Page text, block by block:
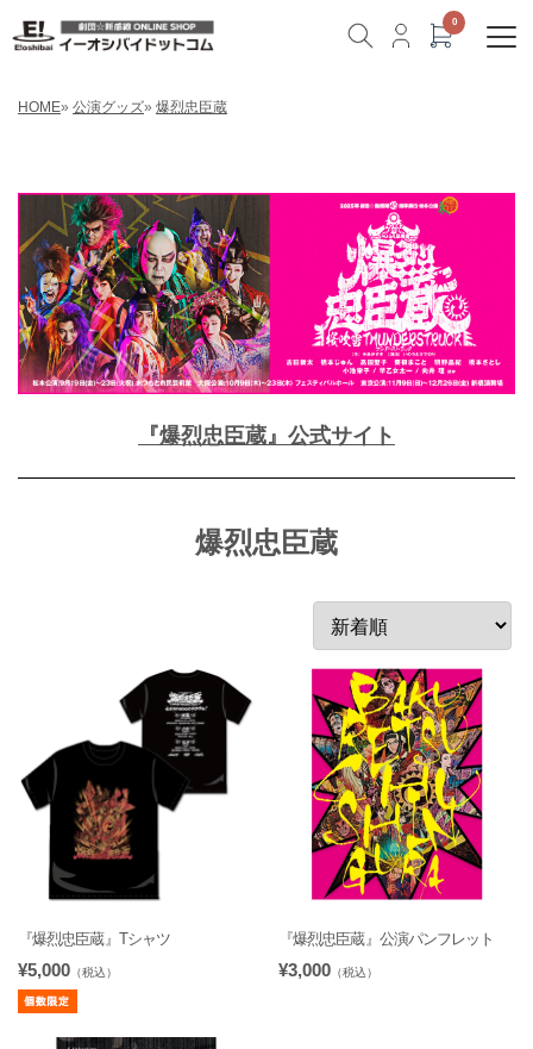
HOME» 公演グッズ» 爆烈忠臣蔵
『爆烈忠臣蔵』公式サイト
爆烈忠臣蔵
『爆烈忠臣蔵』Tシャツ
¥5,000 （税込）
『爆烈忠臣蔵』公演パンフレット
¥3,000 （税込）